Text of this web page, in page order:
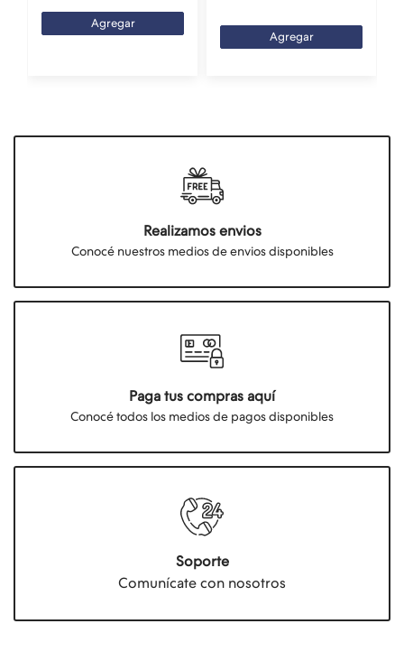
Agregar
Agregar
Realizamos envios
Conocé nuestros medios de envios disponibles
Paga tus compras aquí
Conocé todos los medios de pagos disponibles
Soporte
Comunícate con nosotros